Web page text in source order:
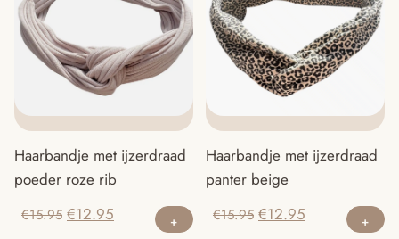
Haarbandje met ijzerdraad
poeder roze rib
€15.95 Oorspronkelijke
€12.95 Huidige
Haarbandje met ijzerdraad
panter beige
€15.95 Oorspronkelijke
€12.95 Huidige